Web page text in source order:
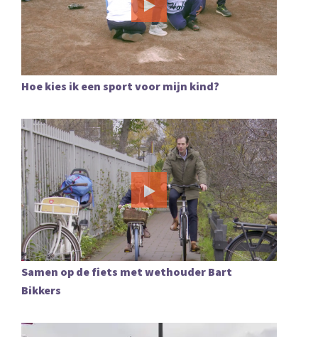
Hoe kies ik een sport voor mijn kind?
Samen op de fiets met wethouder Bart
Bikkers